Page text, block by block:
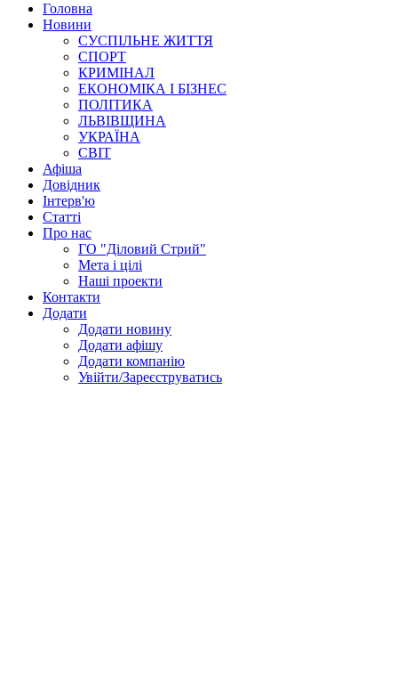
Головна
Новини
СУСПІЛЬНЕ ЖИТТЯ
СПОРТ
КРИМІНАЛ
ЕКОНОМІКА І БІЗНЕС
ПОЛІТИКА
ЛЬВІВЩИНА
УКРАЇНА
СВІТ
Афіша
Довідник
Інтерв'ю
Статті
Про нас
ГО "Діловий Стрий"
Мета і цілі
Наші проекти
Контакти
Додати
Додати новину
Додати афішу
Додати компанію
Увійти/Зареєструватись